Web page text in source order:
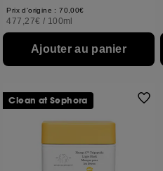
Prix d'origine : 70,00€
477,27€ / 100ml
Ajouter au panier
Clean at Sephora